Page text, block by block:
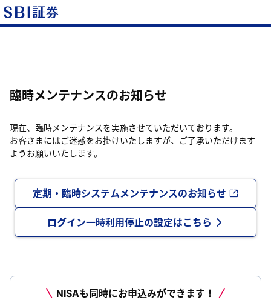
臨時メンテナンスのお知らせ
現在、臨時メンテナンスを実施させていただいております。
お客さまにはご迷惑をお掛けいたしますが、ご了承いただけます
ようお願いいたします。
定期・臨時システムメンテナンスのお知らせ
ログイン一時利用停止の設定はこちら
NISAも同時にお申込みができます！